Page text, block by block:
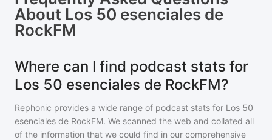
About Los 50 esenciales de
RockFM
Where can I find podcast stats for
Los 50 esenciales de RockFM?
Rephonic provides a wide range of podcast stats for Los 50
esenciales de RockFM. We scanned the web and collated all
of the information that we could find in our comprehensive